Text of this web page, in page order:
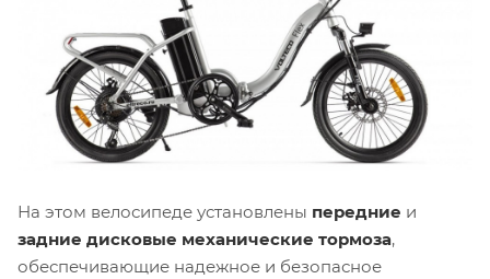
На этом велосипеде установлены передние и
задние дисковые механические тормоза,
обеспечивающие надежное и безопасное